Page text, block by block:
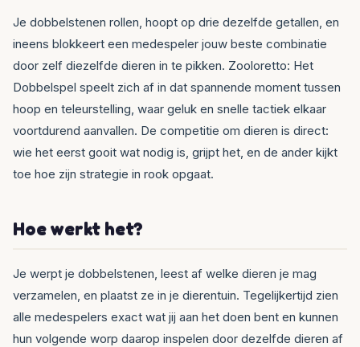
Je dobbelstenen rollen, hoopt op drie dezelfde getallen, en
ineens blokkeert een medespeler jouw beste combinatie
door zelf diezelfde dieren in te pikken. Zooloretto: Het
Dobbelspel speelt zich af in dat spannende moment tussen
hoop en teleurstelling, waar geluk en snelle tactiek elkaar
voortdurend aanvallen. De competitie om dieren is direct:
wie het eerst gooit wat nodig is, grijpt het, en de ander kijkt
toe hoe zijn strategie in rook opgaat.
Hoe werkt het?
Je werpt je dobbelstenen, leest af welke dieren je mag
verzamelen, en plaatst ze in je dierentuin. Tegelijkertijd zien
alle medespelers exact wat jij aan het doen bent en kunnen
hun volgende worp daarop inspelen door dezelfde dieren af